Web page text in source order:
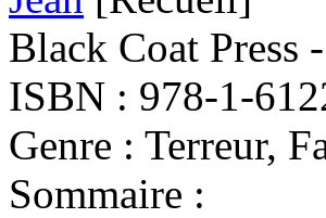
Black Coat Press
ISBN : 978-1-
Genre : Terreur,
Sommaire :